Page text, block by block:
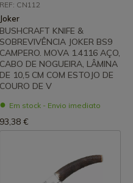
REF: CN112
Joker
BUSHCRAFT KNIFE &
SOBREVIVÊNCIA JOKER BS9
CAMPERO. MOVA 1.4116 AÇO,
CABO DE NOGUEIRA, LÂMINA
DE 10,5 CM COM ESTOJO DE
COURO DE V
Em stock - Envio imediato
93,38 €